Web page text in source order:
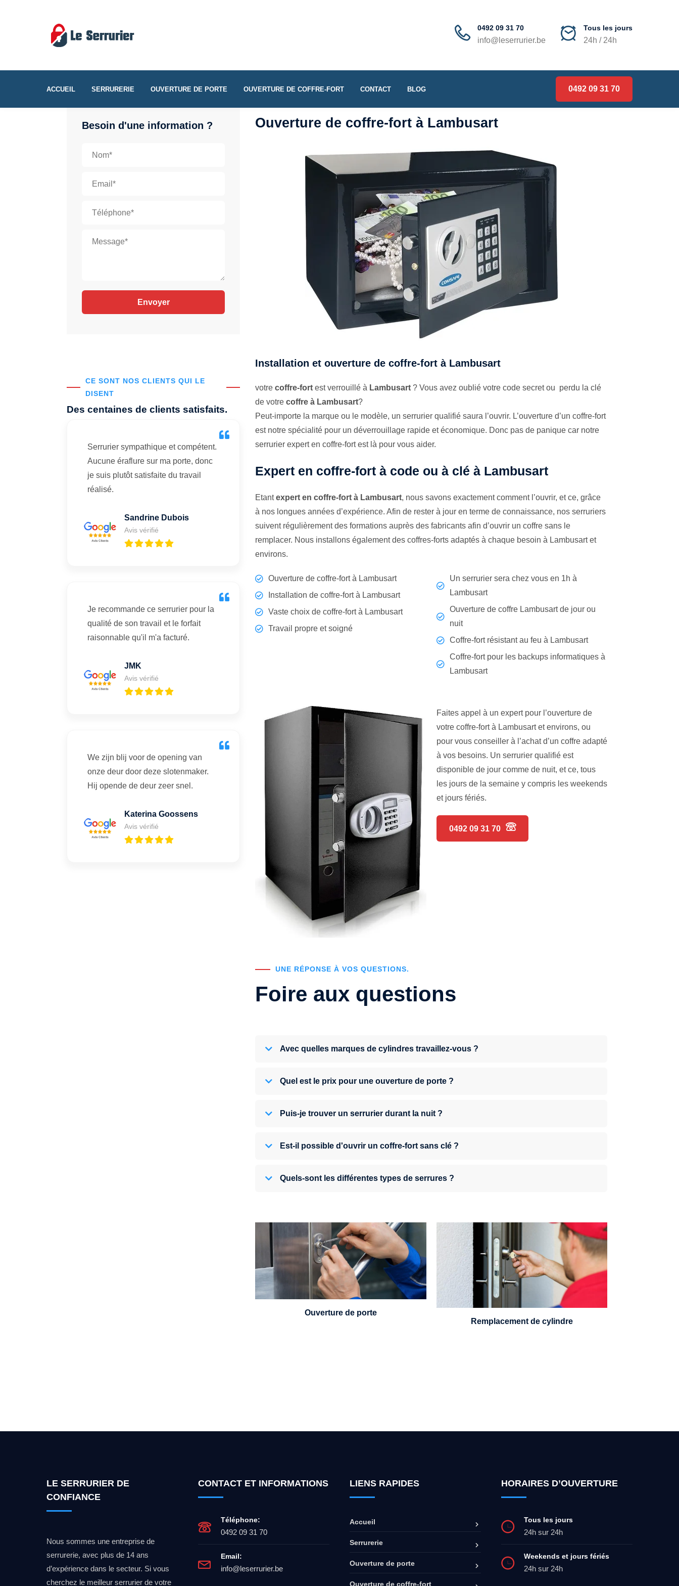
0492 09 31 70
info@leserrurier.be
Tous les jours
24h / 24h
ACCUEIL SERRURERIE OUVERTURE DE PORTE OUVERTURE DE COFFRE-FORT CONTACT BLOG 0492 09 31 70
Besoin d'une information ?
CE SONT NOS CLIENTS QUI LE
DISENT
Des centaines de clients satisfaits.
Serrurier sympathique et compétent.
Aucune éraflure sur ma porte, donc
je suis plutôt satisfaite du travail
réalisé.
Sandrine Dubois
Avis vérifié
Je recommande ce serrurier pour la
qualité de son travail et le forfait
raisonnable qu'il m'a facturé.
JMK
Avis vérifié
We zijn blij voor de opening van
onze deur door deze slotenmaker.
Hij opende de deur zeer snel.
Katerina Goossens
Avis vérifié
Ouverture de coffre-fort à Lambusart
Installation et ouverture de coffre-fort à Lambusart
votrecoffre-fort est verrouillé à Lambusart ? Vous avez oublié votre code secret ou perdu la clé
de votrecoffre à Lambusart?
Peut-importe la marque ou le modèle, un serrurier qualifié saura l’ouvrir. L’ouverture d’un coffre-fort
est notre spécialité pour un déverrouillage rapide et économique. Donc pas de panique car notre
serrurier expert en coffre-fort est là pour vous aider.
Expert en coffre-fort à code ou à clé à Lambusart
Etantexpert en coffre-fort à Lambusart, nous savons exactement comment l’ouvrir, et ce, grâce
à nos longues années d’expérience. Afin de rester à jour en terme de connaissance, nos serruriers
suivent régulièrement des formations auprès des fabricants afin d’ouvrir un coffre sans le
remplacer. Nous installons également des coffres-forts adaptés à chaque besoin à Lambusart et
environs.
Ouverture de coffre-fort à Lambusart
Installation de coffre-fort à Lambusart
Vaste choix de coffre-fort à Lambusart
Travail propre et soigné
Un serrurier sera chez vous en 1h à
Lambusart
Ouverture de coffre Lambusart de jour ou
nuit
Coffre-fort résistant au feu à Lambusart
Coffre-fort pour les backups informatiques à
Lambusart
Faites appel à un expert pour l’ouverture de
votre coffre-fort à Lambusart et environs, ou
pour vous conseiller à l’achat d’un coffre adapté
à vos besoins. Un serrurier qualifié est
disponible de jour comme de nuit, et ce, tous
les jours de la semaine y compris les weekends
et jours fériés.
0492 09 31 70
UNE RÉPONSE À VOS QUESTIONS.
Foire aux questions
Avec quelles marques de cylindres travaillez-vous ?
Quel est le prix pour une ouverture de porte ?
Puis-je trouver un serrurier durant la nuit ?
Est-il possible d'ouvrir un coffre-fort sans clé ?
Quels-sont les différentes types de serrures ?
Vous avez perdu vos clés ou la porte s'est
refermée derrière vous ? Un serrurier est
disponible 24h/7.
Ouverture de porte
Un serrurier sera en mesure de choisir et
remplacer un cylindre standard, à 5
leviers ou à 3 leviers, Mul-T-Lock ou
encore multipoints.
Remplacement de cylindre
LE SERRURIER DE
CONFIANCE
Nous sommes une entreprise de
serrurerie, avec plus de 14 ans
d’expérience dans le secteur. Si vous
cherchez le meilleur serrurier de votre
CONTACT ET INFORMATIONS
Téléphone:
0492 09 31 70
Email:
info@leserrurier.be
LIENS RAPIDES
Accueil
Serrurerie
Ouverture de porte
Ouverture de coffre-fort
HORAIRES D’OUVERTURE
Tous les jours
24h sur 24h
Weekends et jours fériés
24h sur 24h